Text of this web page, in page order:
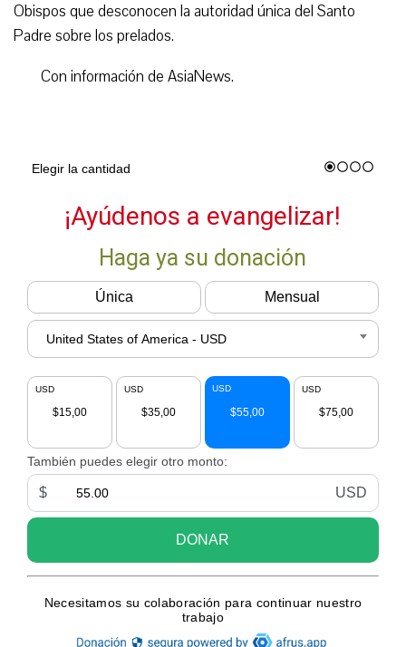
Obispos que desconocen la autoridad única del Santo
Padre sobre los prelados.
Con información de AsiaNews.